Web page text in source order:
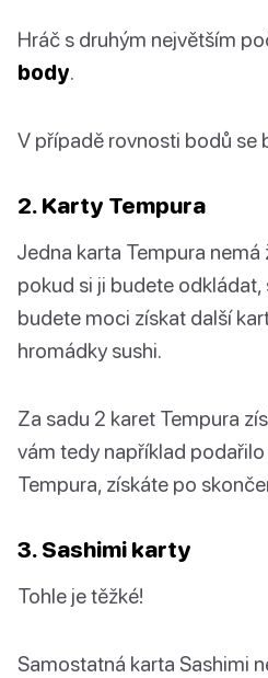
Hráč s druhým největším
body.
V případě rovnosti bodů se
2. Karty Tempura
Jedna karta Tempura
pokud si ji budete odkládat,
budete moci získat další
hromádky sushi.
Za sadu 2 karet Tempura
vám tedy například
Tempura, získáte po
3. Sashimi karty
Tohle je těžké!
Samostatná karta Sashimi